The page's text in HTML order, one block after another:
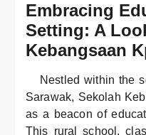
Embracing
Setting: A
Kebangsaan
Nestled within the
Sarawak, Sekolah
as a beacon of
This rural school,